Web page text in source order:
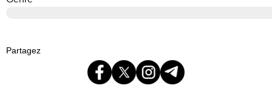
Partagez